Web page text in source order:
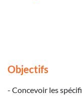
Objectifs
- Concevoir les